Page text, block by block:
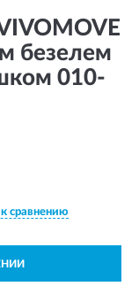
безелем
010-
сравнению